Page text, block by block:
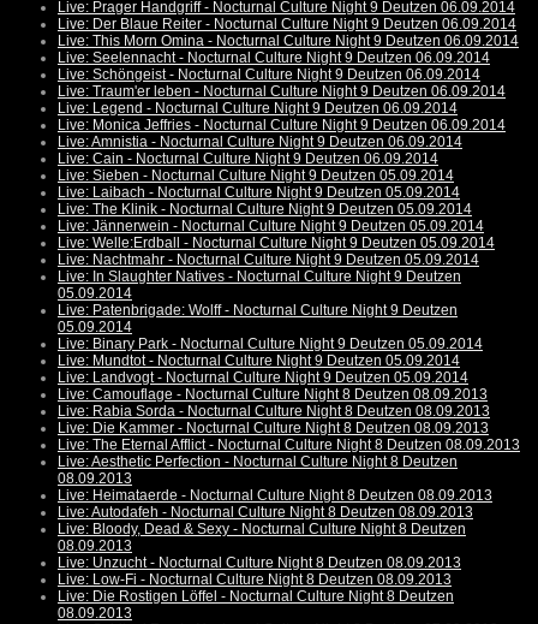
Live: Prager Handgriff - Nocturnal Culture Night 9 Deutzen 06.09.2014
Live: Der Blaue Reiter - Nocturnal Culture Night 9 Deutzen 06.09.2014
Live: This Morn Omina - Nocturnal Culture Night 9 Deutzen 06.09.2014
Live: Seelennacht - Nocturnal Culture Night 9 Deutzen 06.09.2014
Live: Schöngeist - Nocturnal Culture Night 9 Deutzen 06.09.2014
Live: Traum'er leben - Nocturnal Culture Night 9 Deutzen 06.09.2014
Live: Legend - Nocturnal Culture Night 9 Deutzen 06.09.2014
Live: Monica Jeffries - Nocturnal Culture Night 9 Deutzen 06.09.2014
Live: Amnistia - Nocturnal Culture Night 9 Deutzen 06.09.2014
Live: Cain - Nocturnal Culture Night 9 Deutzen 06.09.2014
Live: Sieben - Nocturnal Culture Night 9 Deutzen 05.09.2014
Live: Laibach - Nocturnal Culture Night 9 Deutzen 05.09.2014
Live: The Klinik - Nocturnal Culture Night 9 Deutzen 05.09.2014
Live: Jännerwein - Nocturnal Culture Night 9 Deutzen 05.09.2014
Live: Welle:Erdball - Nocturnal Culture Night 9 Deutzen 05.09.2014
Live: Nachtmahr - Nocturnal Culture Night 9 Deutzen 05.09.2014
Live: In Slaughter Natives - Nocturnal Culture Night 9 Deutzen
05.09.2014
Live: Patenbrigade: Wolff - Nocturnal Culture Night 9 Deutzen
05.09.2014
Live: Binary Park - Nocturnal Culture Night 9 Deutzen 05.09.2014
Live: Mundtot - Nocturnal Culture Night 9 Deutzen 05.09.2014
Live: Landvogt - Nocturnal Culture Night 9 Deutzen 05.09.2014
Live: Camouflage - Nocturnal Culture Night 8 Deutzen 08.09.2013
Live: Rabia Sorda - Nocturnal Culture Night 8 Deutzen 08.09.2013
Live: Die Kammer - Nocturnal Culture Night 8 Deutzen 08.09.2013
Live: The Eternal Afflict - Nocturnal Culture Night 8 Deutzen 08.09.2013
Live: Aesthetic Perfection - Nocturnal Culture Night 8 Deutzen
08.09.2013
Live: Heimataerde - Nocturnal Culture Night 8 Deutzen 08.09.2013
Live: Autodafeh - Nocturnal Culture Night 8 Deutzen 08.09.2013
Live: Bloody, Dead & Sexy - Nocturnal Culture Night 8 Deutzen
08.09.2013
Live: Unzucht - Nocturnal Culture Night 8 Deutzen 08.09.2013
Live: Low-Fi - Nocturnal Culture Night 8 Deutzen 08.09.2013
Live: Die Rostigen Löffel - Nocturnal Culture Night 8 Deutzen
08.09.2013